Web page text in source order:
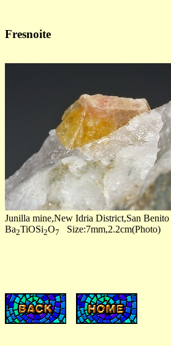
Fresnoite
Junilla mine,New Idria District,San
Ba2TiOSi2O7 Size:7mm,2.2cm(Photo)